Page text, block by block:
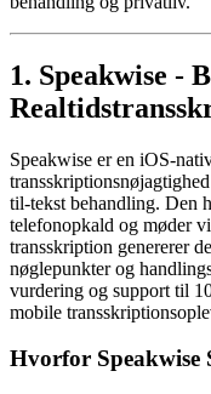
1. Speakwise -
Speakwise er en iOS-
til-tekst behandling. Den
telefonopkald og møder
transskription genererer
nøglepunkter og
vurdering og support til
mobile
Hvorfor Speakwise